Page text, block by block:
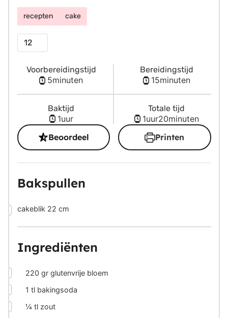
recepten cake
Porties
Voorbereidingstijd
5minuten
minuten
Bereidingstijd
15minuten
minuten
Baktijd
1uur
uur
Totale tijd
1uur
uur20minuten
minuten
Beoordeel
Printen
Bakspullen
▢
cakeblik 22 cm
Ingrediënten
220 gr glutenvrije bloem
1 tl bakingsoda
¼ tl zout